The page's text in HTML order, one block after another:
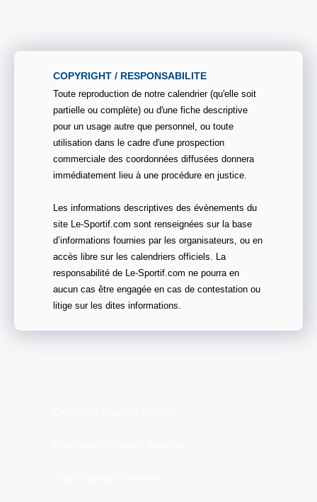
COPYRIGHT / RESPONSABILITE
Toute reproduction de notre calendrier (qu'elle soit
partielle ou complète) ou d'une fiche descriptive
pour un usage autre que personnel, ou toute
utilisation dans le cadre d'une prospection
commerciale des coordonnées diffusées donnera
immédiatement lieu à une procédure en justice.
Les informations descriptives des évènements du
site Le-Sportif.com sont renseignées sur la base
d’informations fournies par les organisateurs, ou en
accès libre sur les calendriers officiels. La
responsabilité de Le-Sportif.com ne pourra en
aucun cas être engagée en cas de contestation ou
litige sur les dites informations.